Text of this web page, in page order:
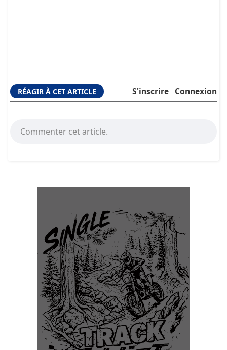
RÉAGIR À CET ARTICLE Connexion
S'inscrire
Commenter cet article.